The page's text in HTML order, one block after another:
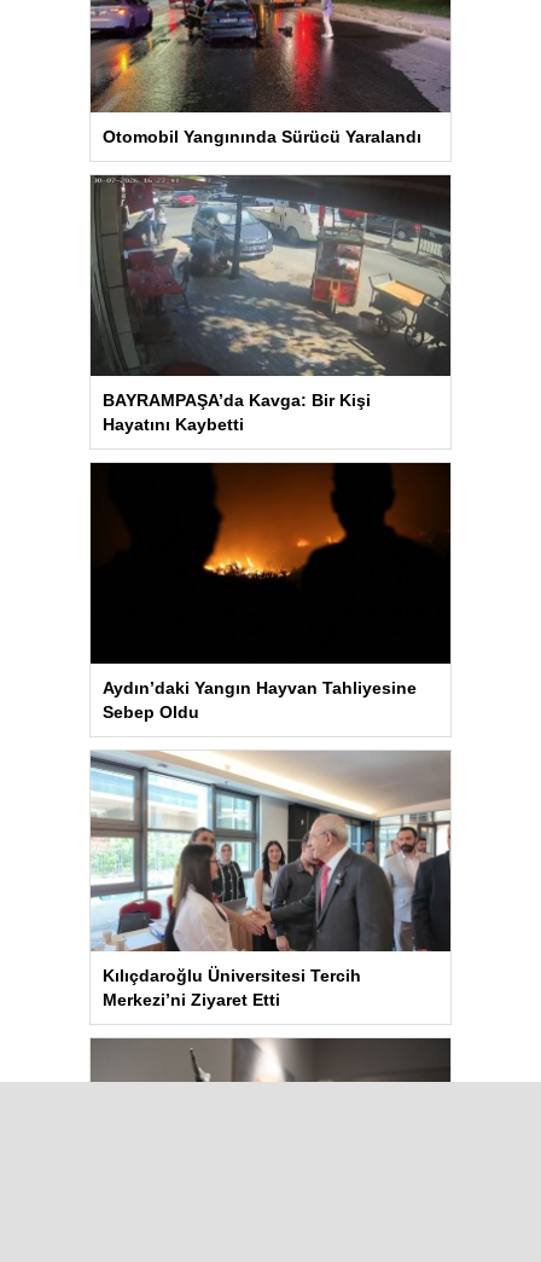
Otomobil Yangınında Sürücü Yaralandı
BAYRAMPAŞA’da Kavga: Bir Kişi
Hayatını Kaybetti
Aydın’daki Yangın Hayvan Tahliyesine
Sebep Oldu
Kılıçdaroğlu Üniversitesi Tercih
Merkezi’ni Ziyaret Etti